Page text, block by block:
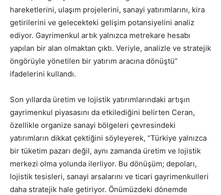
hareketlerini, ulaşım projelerini, sanayi yatırımlarını, kira
getirilerini ve gelecekteki gelişim potansiyelini analiz
ediyor. Gayrimenkul artık yalnızca metrekare hesabı
yapılan bir alan olmaktan çıktı. Veriyle, analizle ve stratejik
öngörüyle yönetilen bir yatırım aracına dönüştü”
ifadelerini kullandı.
Son yıllarda üretim ve lojistik yatırımlarındaki artışın
gayrimenkul piyasasını da etkilediğini belirten Ceran,
özellikle organize sanayi bölgeleri çevresindeki
yatırımların dikkat çektiğini söyleyerek, “Türkiye yalnızca
bir tüketim pazarı değil, aynı zamanda üretim ve lojistik
merkezi olma yolunda ilerliyor. Bu dönüşüm; depoları,
lojistik tesisleri, sanayi arsalarını ve ticari gayrimenkulleri
daha stratejik hale getiriyor. Önümüzdeki dönemde